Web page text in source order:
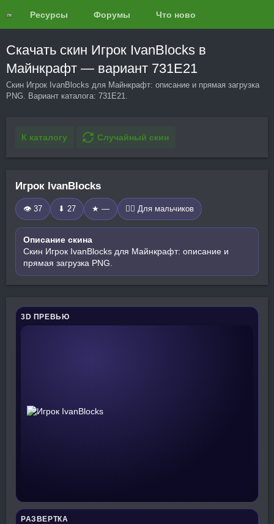
Ресурсы Форумы Что нового?
Скачать скин Игрок IvanBlocks в
Майнкрафт — вариант 731E21
Скин Игрок IvanBlocks для Майнкрафт: описание и прямая загрузка
PNG. Вариант каталога: 731E21.
К каталогу Случайный скин
Игрок IvanBlocks
👁 37 ⬇ 27 ★ — 🧍‍♂️ Для мальчиков
Описание скина
Скин Игрок IvanBlocks для Майнкрафт: описание и
прямая загрузка PNG.
3D ПРЕВЬЮ
РАЗВЕРТКА